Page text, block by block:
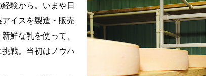
験から。いまや日
イスを製造・販売
鮮な乳を使って、
戦。当初はノウハ